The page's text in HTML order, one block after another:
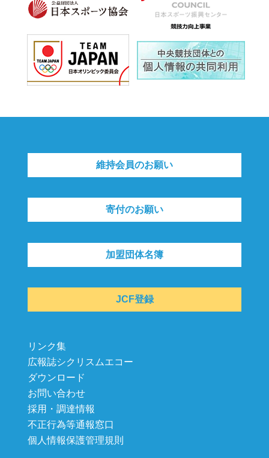
維持会員のお願い
寄付のお願い
加盟団体名簿
JCF登録
リンク集
広報誌シクリスムエコー
ダウンロード
お問い合わせ
採用・調達情報
不正行為等通報窓口
個人情報保護管理規則